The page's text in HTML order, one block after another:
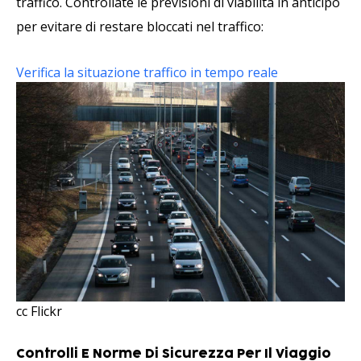
per evitare di restare bloccati nel traffico:
Verifica la situazione traffico in tempo reale
cc Flickr
Controlli E Norme Di Sicurezza Per Il Viaggio